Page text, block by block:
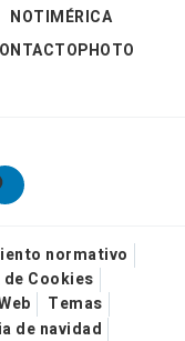
NOTIMÉRICA
normativo
Cookies
Temas
de navidad